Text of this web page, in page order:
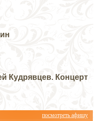
Кудрявцев. Концерт
посмотреть афишу